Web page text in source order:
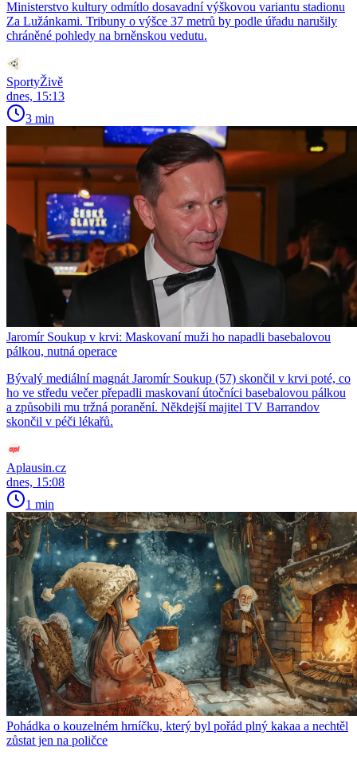
Ministerstvo kultury odmítlo dosavadní výškovou variantu stadionu
Za Lužánkami. Tribuny o výšce 37 metrů by podle úřadu narušily
chráněné pohledy na brněnskou vedutu.
SportyŽivě
dnes, 15:13
3 min
Jaromír Soukup v krvi: Maskovaní muži ho napadli basebalovou
pálkou, nutná operace
Bývalý mediální magnát Jaromír Soukup (57) skončil v krvi poté, co
ho ve středu večer přepadli maskovaní útočníci basebalovou pálkou
a způsobili mu tržná poranění. Někdejší majitel TV Barrandov
skončil v péči lékařů.
Aplausin.cz
dnes, 15:08
1 min
Pohádka o kouzelném hrníčku, který byl pořád plný kakaa a nechtěl
zůstat jen na poličce